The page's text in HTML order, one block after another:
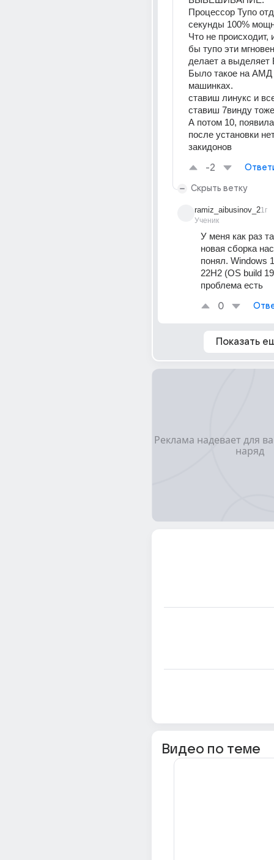
Процессор Тупо
секунды 100%
Что не происходит,
бы тупо эти
делает а
Было такое на АМД
машинках.
ставиш линукс и
ставиш 7винду
А потом 10,
после установки
закидонов
-2
Скрыть ветку
ramiz_aibusinov_2
Ученик
1г
У меня как раз
новая сборка
понял. Windows
22H2 (OS build
проблема есть
0
Показать
Видео по теме